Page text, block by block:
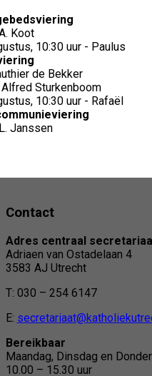
Koot
10:30 uur - Paulus
de Bekker
Alfred Sturkenboom
10:30 uur - Rafaël
Janssen
Contact
Adres centraal
Adriaen van Ostadelaan 4
3583 AJ Utrecht
T: 030 – 254 6147
E:
Bereikbaar
Maandag, Dinsdag en
10.00 – 15.30 uur